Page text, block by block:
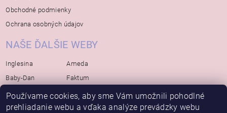
Obchodné podmienky
Ochrana osobných údajov
NAŠE ĎALŠIE WEBY
Inglesina
Baby-Dan
Rialto
Bébé-Jou
Ameda
Faktum
Koelstra
Bambino-Mio
Používame cookies, aby sme Vám umožnili pohodlné
prehliadanie webu a vďaka analýze prevádzky webu